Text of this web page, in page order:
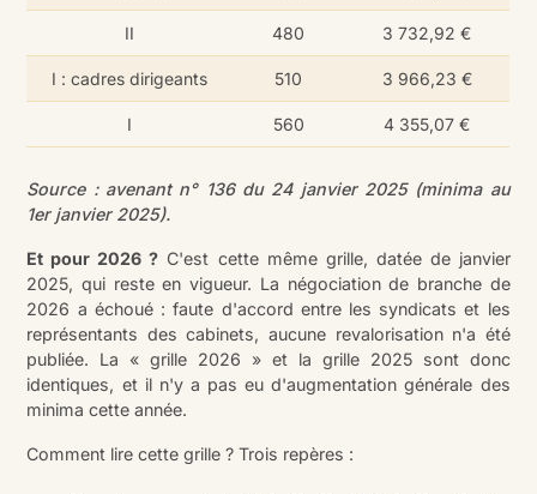
II 480 3 732,92 €
I : cadres dirigeants 510 3 966,23 €
I 560 4 355,07 €
Source : avenant n° 136 du 24 janvier 2025 (minima au
1er janvier 2025).
Et pour 2026 ? C'est cette même grille, datée de janvier
2025, qui reste en vigueur. La négociation de branche de
2026 a échoué : faute d'accord entre les syndicats et les
représentants des cabinets, aucune revalorisation n'a été
publiée. La « grille 2026 » et la grille 2025 sont donc
identiques, et il n'y a pas eu d'augmentation générale des
minima cette année.
Comment lire cette grille ? Trois repères :